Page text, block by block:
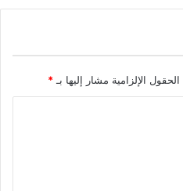
الحقول الإلزامية مشار إليها بـ *